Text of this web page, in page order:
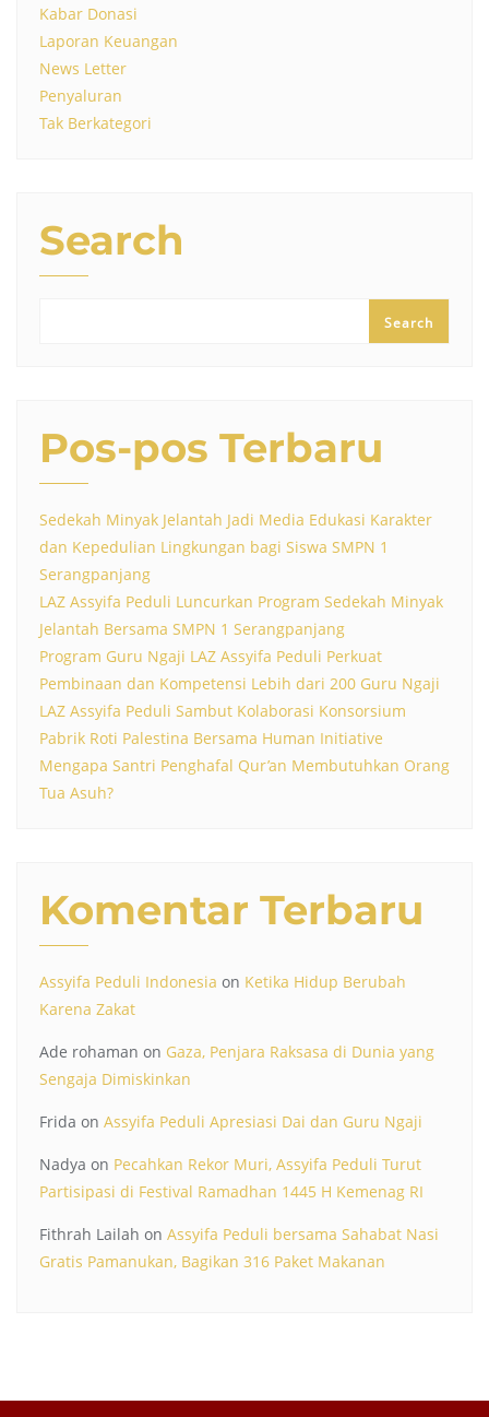
Kabar Donasi
Laporan Keuangan
News Letter
Penyaluran
Tak Berkategori
Search
Search
Pos-pos Terbaru
Sedekah Minyak Jelantah Jadi Media Edukasi Karakter
dan Kepedulian Lingkungan bagi Siswa SMPN 1
Serangpanjang
LAZ Assyifa Peduli Luncurkan Program Sedekah Minyak
Jelantah Bersama SMPN 1 Serangpanjang
Program Guru Ngaji LAZ Assyifa Peduli Perkuat
Pembinaan dan Kompetensi Lebih dari 200 Guru Ngaji
LAZ Assyifa Peduli Sambut Kolaborasi Konsorsium
Pabrik Roti Palestina Bersama Human Initiative
Mengapa Santri Penghafal Qur’an Membutuhkan Orang
Tua Asuh?
Komentar Terbaru
Assyifa Peduli Indonesia on Ketika Hidup Berubah
Karena Zakat
Ade rohaman on Gaza, Penjara Raksasa di Dunia yang
Sengaja Dimiskinkan
Frida on Assyifa Peduli Apresiasi Dai dan Guru Ngaji
Nadya on Pecahkan Rekor Muri, Assyifa Peduli Turut
Partisipasi di Festival Ramadhan 1445 H Kemenag RI
Fithrah Lailah on Assyifa Peduli bersama Sahabat Nasi
Gratis Pamanukan, Bagikan 316 Paket Makanan